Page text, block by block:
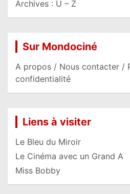
Archives : U – Z
Sur Mondociné
A propos / Nous contacter /
confidentialité
Liens à visiter
Le Bleu du Miroir
Le Cinéma avec un Grand A
Miss Bobby